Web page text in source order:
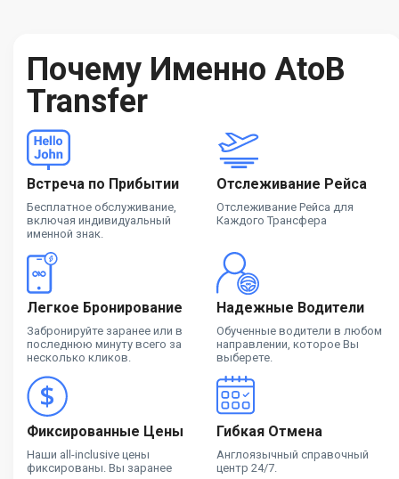
Почему Именно AtoB
Transfer
Встреча по Прибытии
Бесплатное обслуживание,
включая индивидуальный
именной знак.
Отслеживание Рейса
Отслеживание Рейса для
Каждого Трансфера
Легкое Бронирование
Забронируйте заранее или в
последнюю минуту всего за
несколько кликов.
Надежные Водители
Обученные водители в любом
направлении, которое Вы
выберете.
Фиксированные Цены
Наши all-inclusive цены
фиксированы. Вы заранее
Гибкая Отмена
Англоязычный справочный
центр 24/7.